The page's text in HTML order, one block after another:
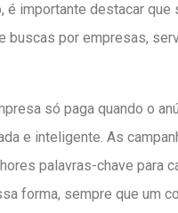
é importante destacar que
buscas por empresas,
só paga quando o
e inteligente. As
palavras-chave para
forma, sempre que um